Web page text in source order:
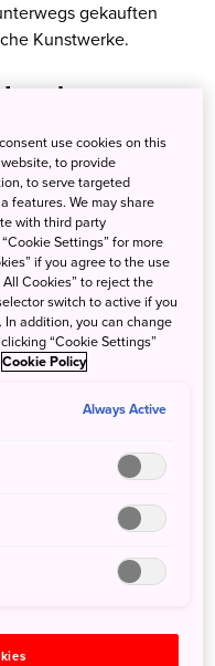
gekauften
Kunstwerke.
und Alltagsküche
Küche und
weltweit das
sonst findet man
Bislang gibt es den
des Landes (Tokyo
übertrifft das
und andere
use cookies on this
to provide
to serve targeted
features. We may share
with third party
Settings” for more
if you agree to the use
Cookies” to reject the
switch to active if you
addition, you can change
“Cookie Settings”
Cookie Policy
Always Active